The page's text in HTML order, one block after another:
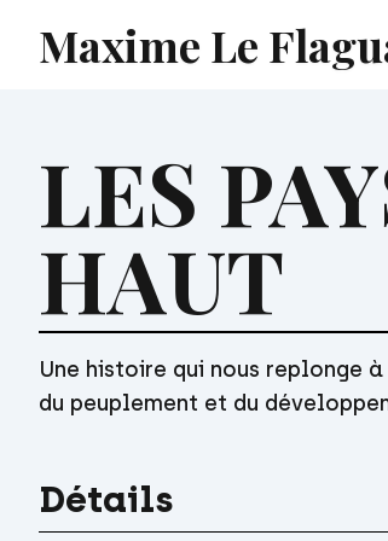
Maxime Le
LES
HAUT
Une histoire qui nous replonge
du peuplement et du
Détails